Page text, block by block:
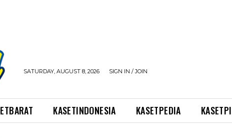
SATURDAY, AUGUST 8, 2026 SIGN IN / JOIN
KASETINDONESIA KASETPEDIA